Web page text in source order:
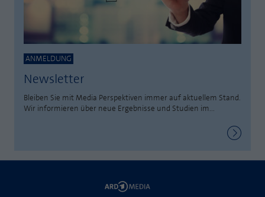
ANMELDUNG
Newsletter
Bleiben Sie mit Media Perspektiven immer auf aktuellem Stand.
Wir informieren über neue Ergebnisse und Studien im...